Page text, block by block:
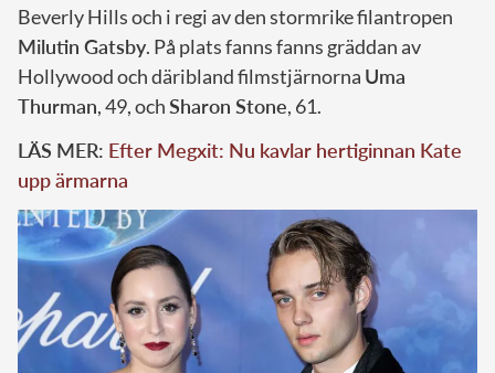
Beverly Hills och i regi av den stormrike filantropen
Milutin Gatsby. På plats fanns fanns gräddan av
Hollywood och däribland filmstjärnorna Uma
Thurman, 49, ochSharon Stone, 61.
LÄS MER: Efter Megxit: Nu kavlar hertiginnan Kate
upp ärmarna